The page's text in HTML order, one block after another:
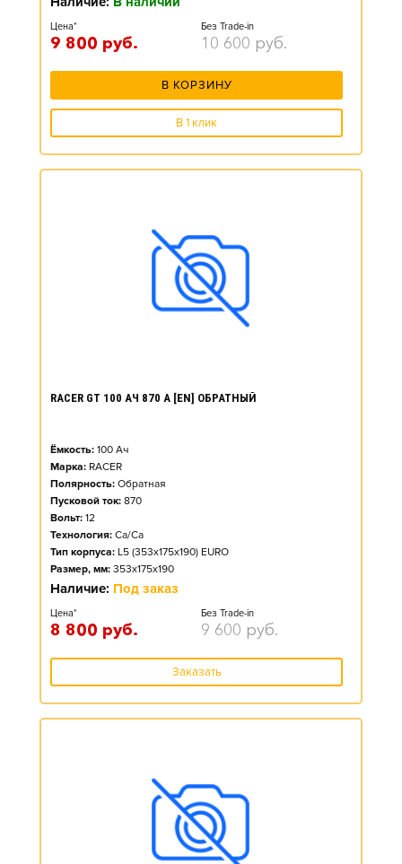
Цена*
9 800 руб.
Без Trade-in
10 600 руб.
В КОРЗИНУ
В 1 клик
RACER GT 100 АЧ 870 А [EN] ОБРАТНЫЙ
Ёмкость: 100 Ач
Марка: RACER
Полярность: Обратная
Пусковой ток: 870
Вольт: 12
Технология: Ca/Ca
Тип корпуса: L5 (353x175x190) EURO
Размер, мм: 353x175x190
Наличие: Под заказ
Цена*
8 800 руб.
Без Trade-in
9 600 руб.
Заказать